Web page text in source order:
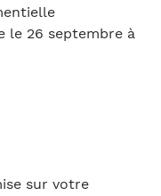
le 26 septembre à
sur votre